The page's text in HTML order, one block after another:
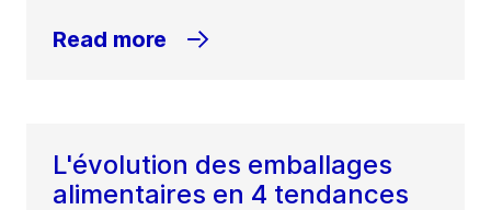
Read more
L'évolution des emballages
alimentaires en 4 tendances